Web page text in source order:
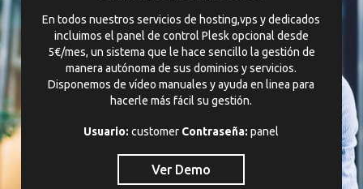
En todos nuestros servicios de hosting,vps y dedicados
incluimos el panel de control Plesk opcional desde
5€/mes, un sistema que le hace sencillo la gestión de
manera autónoma de sus dominios y servicios.
Disponemos de vídeo manuales y ayuda en linea para
hacerle más fácil su gestión.
Usuario: customer Contraseña: panel
Ver Demo